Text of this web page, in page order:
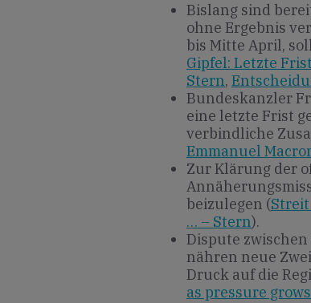
Bislang sind
ohne Ergebnis
bis Mitte April,
Gipfel: Letzte
Stern,
Bundeskanzler
eine letzte Frist
verbindliche
Emmanuel
Zur Klärung der
beizulegen (
… – Stern).
Dispute
nähren neue
Druck auf die
as pressure